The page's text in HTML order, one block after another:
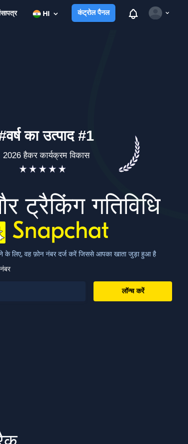
HI कंट्रोल पैनल
View
Open user
का उत्पाद #1
2026 हैकर कार्यक्रम विकास
ट्रैकिंग गतिविधि
Snapchat
लिए, वह फ़ोन नंबर दर्ज करें जिससे आपका खाता जुड़ा हुआ है
लॉन्च करें